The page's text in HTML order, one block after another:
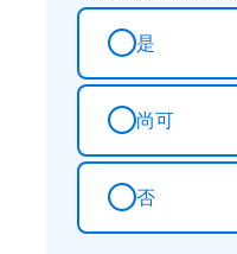
是
尚可
否